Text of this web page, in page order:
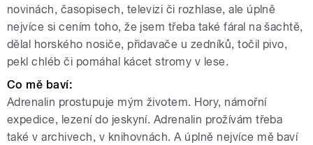
novinách, časopisech, televizi či rozhlase, ale úplně
nejvíce si cením toho, že jsem třeba také fáral na šachtě,
dělal horského nosiče, přidavače u zedníků, točil pivo,
pekl chléb či pomáhal kácet stromy v lese.
Co mě baví:
Adrenalin prostupuje mým životem. Hory, námořní
expedice, lezení do jeskyní. Adrenalin prožívám třeba
také v archivech, v knihovnách. A úplně nejvíce mě baví